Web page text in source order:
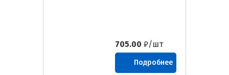
705.00 ₽/шт
Подробнее